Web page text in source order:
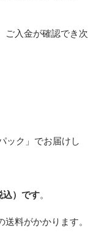
ご入金が確認でき次
ック」でお届けし
込）です。
料がかかります。